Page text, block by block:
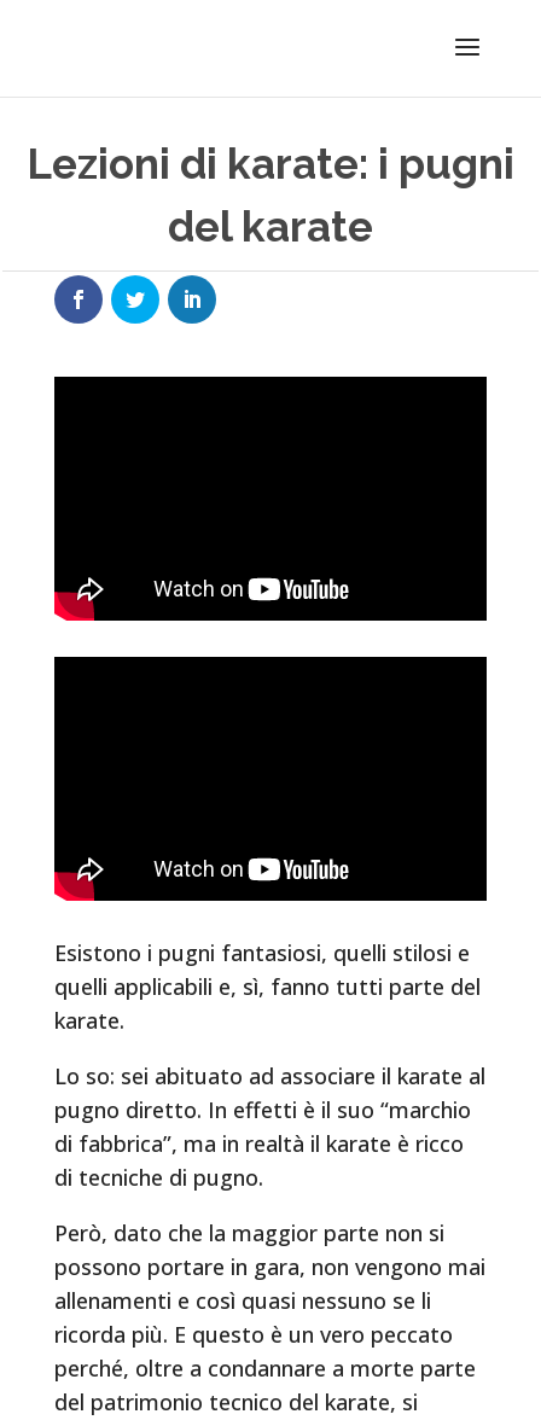
Lezioni di karate: i pugni
del karate
Esistono i pugni fantasiosi, quelli stilosi e
quelli applicabili e, sì, fanno tutti parte del
karate.
Lo so: sei abituato ad associare il karate al
pugno diretto. In effetti è il suo “marchio
di fabbrica”, ma in realtà il karate è ricco
di tecniche di pugno.
Però, dato che la maggior parte non si
possono portare in gara, non vengono mai
allenamenti e così quasi nessuno se li
ricorda più. E questo è un vero peccato
perché, oltre a condannare a morte parte
del patrimonio tecnico del karate, si